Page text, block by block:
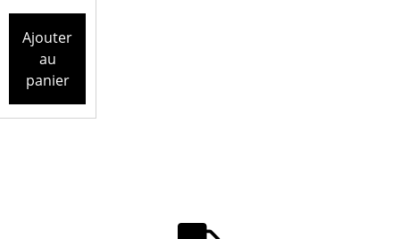
Ajouter
au
panier